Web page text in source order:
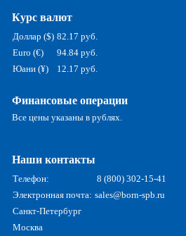
Курс валют
Доллар ($) 82.17 руб.
Euro (€)
94.84 руб.
Юани (¥)
12.17 руб.
Финансовые операции
Все цены указаны в рублях.
Наши контакты
Телефон:
8 (800) 302-15-41
Электронная почта: sales@born-spb.ru
Санкт-Петербург
Москва